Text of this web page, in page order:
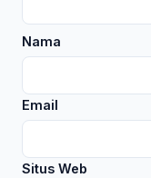
Nama
Email
Situs Web